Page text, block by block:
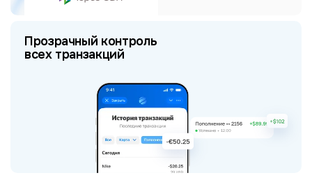
Прозрачный контроль
всех транзакций